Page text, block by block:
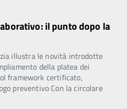
il punto dopo la
illustra le novità introdotte
della platea dei
framework certificato,
preventivo Con la circolare